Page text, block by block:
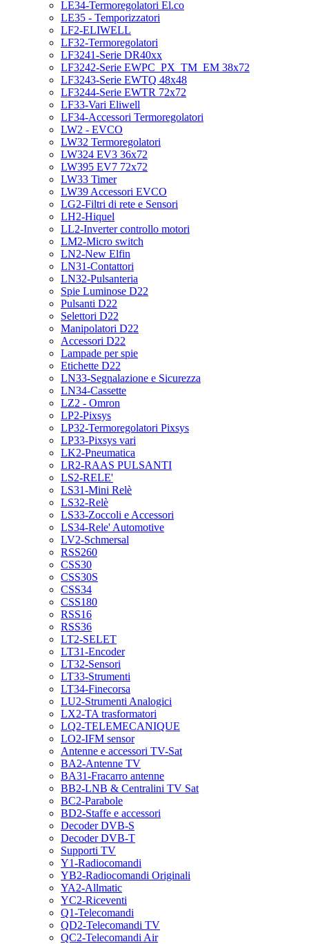
LE34-Termoregolatori El.co
LE35 - Temporizzatori
LF2-ELIWELL
LF32-Termoregolatori
LF3241-Serie DR40xx
LF3242-Serie EWPC_PX_TM_EM 38x72
LF3243-Serie EWTQ 48x48
LF3244-Serie EWTR 72x72
LF33-Vari Eliwell
LF34-Accessori Termoregolatori
LW2 - EVCO
LW32 Termoregolatori
LW324 EV3 36x72
LW395 EV7 72x72
LW33 Timer
LW39 Accessori EVCO
LG2-Filtri di rete e Sensori
LH2-Hiquel
LL2-Inverter controllo motori
LM2-Micro switch
LN2-New Elfin
LN31-Contattori
LN32-Pulsanteria
Spie Luminose D22
Pulsanti D22
Selettori D22
Manipolatori D22
Accessori D22
Lampade per spie
Etichette D22
LN33-Segnalazione e Sicurezza
LN34-Cassette
LZ2 - Omron
LP2-Pixsys
LP32-Termoregolatori Pixsys
LP33-Pixsys vari
LK2-Pneumatica
LR2-RAAS PULSANTI
LS2-RELE'
LS31-Mini Relè
LS32-Relè
LS33-Zoccoli e Accessori
LS34-Rele' Automotive
LV2-Schmersal
RSS260
CSS30
CSS30S
CSS34
CSS180
RSS16
RSS36
LT2-SELET
LT31-Encoder
LT32-Sensori
LT33-Strumenti
LT34-Finecorsa
LU2-Strumenti Analogici
LX2-TA trasformatori
LQ2-TELEMECANIQUE
LO2-IFM sensor
Antenne e accessori TV-Sat
BA2-Antenne TV
BA31-Fracarro antenne
BB2-LNB & Centralini TV Sat
BC2-Parabole
BD2-Staffe e accessori
Decoder DVB-S
Decoder DVB-T
Supporti TV
Y1-Radiocomandi
YB2-Radiocomandi Originali
YA2-Allmatic
YC2-Riceventi
Q1-Telecomandi
QD2-Telecomandi TV
QC2-Telecomandi Air